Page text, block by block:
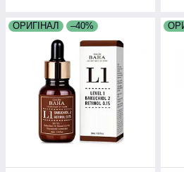
ОРИГІНАЛ –40%